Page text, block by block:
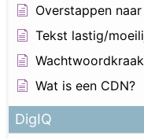
Overstappen
Tekst lastig/
Wat is een CDN?
DigIQ